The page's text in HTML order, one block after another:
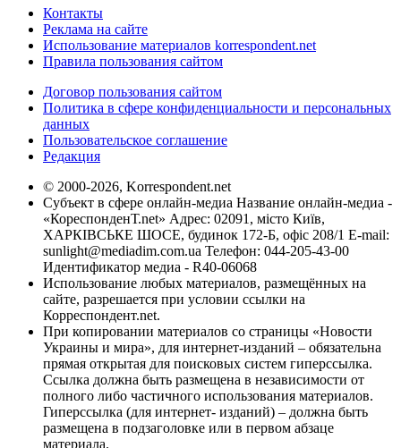
Контакты
Реклама на сайте
Использование материалов korrespondent.net
Правила пользования сайтом
Договор пользования сайтом
Политика в сфере конфиденциальности и персональных
данных
Пользовательское соглашение
Редакция
© 2000-2026, Korrespondent.net
Субъект в сфере онлайн-медиа Название онлайн-медиа -
«КореспонденТ.net» Адрес: 02091, місто Київ,
ХАРКІВСЬКЕ ШОСЕ, будинок 172-Б, офіс 208/1 E-mail:
sunlight@mediadim.com.ua Телефон: 044-205-43-00
Идентификатор медиа - R40-06068
Использование любых материалов, размещённых на
сайте, разрешается при условии ссылки на
Корреспондент.net.
При копировании материалов со страницы «Новости
Украины и мира», для интернет-изданий – обязательна
прямая открытая для поисковых систем гиперссылка.
Ссылка должна быть размещена в независимости от
полного либо частичного использования материалов.
Гиперссылка (для интернет- изданий) – должна быть
размещена в подзаголовке или в первом абзаце
материала.